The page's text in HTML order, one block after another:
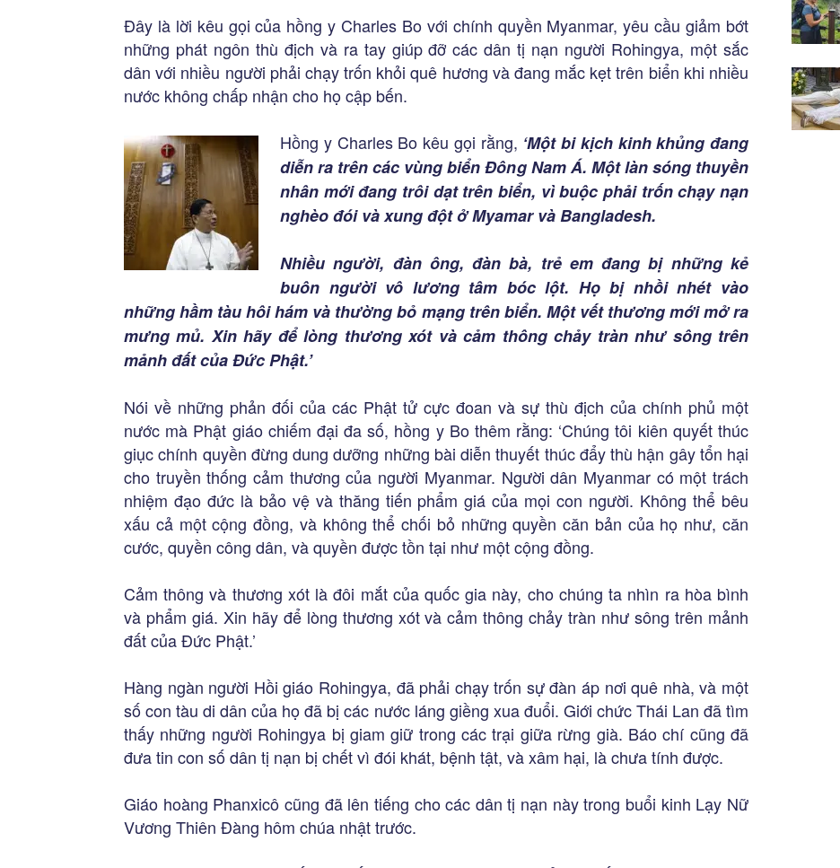
Đây là lời kêu gọi của hồng y Charles Bo với chính quyền Myanmar, yêu cầu giảm bớt
những phát ngôn thù địch và ra tay giúp đỡ các dân tị nạn người Rohingya, một sắc
dân với nhiều người phải chạy trốn khỏi quê hương và đang mắc kẹt trên biển khi nhiều
nước không chấp nhận cho họ cập bến.
Hồng y Charles Bo kêu gọi rằng, ‘Một bi kịch kinh khủng đang
diễn ra trên các vùng biển Đông Nam Á. Một làn sóng thuyền
nhân mới đang trôi dạt trên biển, vì buộc phải trốn chạy nạn
nghèo đói và xung đột ở Myamar và Bangladesh.
Nhiều người, đàn ông, đàn bà, trẻ em đang bị những kẻ
buôn người vô lương tâm bóc lột. Họ bị nhồi nhét vào
những hầm tàu hôi hám và thường bỏ mạng trên biển. Một vết thương mới mở ra
mưng mủ. Xin hãy để lòng thương xót và cảm thông chảy tràn như sông trên
mảnh đất của Đức Phật.’
Nói về những phản đối của các Phật tử cực đoan và sự thù địch của chính phủ một
nước mà Phật giáo chiếm đại đa số, hồng y Bo thêm rằng: ‘Chúng tôi kiên quyết thúc
giục chính quyền đừng dung dưỡng những bài diễn thuyết thúc đẩy thù hận gây tổn hại
cho truyền thống cảm thương của người Myanmar. Người dân Myanmar có một trách
nhiệm đạo đức là bảo vệ và thăng tiến phẩm giá của mọi con người. Không thể bêu
xấu cả một cộng đồng, và không thể chối bỏ những quyền căn bản của họ như, căn
cước, quyền công dân, và quyền được tồn tại như một cộng đồng.
Cảm thông và thương xót là đôi mắt của quốc gia này, cho chúng ta nhìn ra hòa bình
và phẩm giá. Xin hãy để lòng thương xót và cảm thông chảy tràn như sông trên mảnh
đất của Đức Phật.’
Hàng ngàn người Hồi giáo Rohingya, đã phải chạy trốn sự đàn áp nơi quê nhà, và một
số con tàu di dân của họ đã bị các nước láng giềng xua đuổi. Giới chức Thái Lan đã tìm
thấy những người Rohingya bị giam giữ trong các trại giữa rừng già. Báo chí cũng đã
đưa tin con số dân tị nạn bị chết vì đói khát, bệnh tật, và xâm hại, là chưa tính được.
Giáo hoàng Phanxicô cũng đã lên tiếng cho các dân tị nạn này trong buổi kinh Lạy Nữ
Vương Thiên Đàng hôm chúa nhật trước.